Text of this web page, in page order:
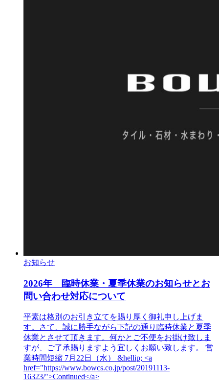
お知らせ
2026年 臨時休業・夏季休業のお知らせとお
問い合わせ対応について
平素は格別のお引き立てを賜り厚く御礼申し上げま
す。さて、誠に勝手ながら下記の通り臨時休業と夏季
休業とさせて頂きます。何かとご不便をお掛け致しま
すが、ご了承賜りますよう宜しくお願い致します。 営
業時間短縮 7月22日（水） &hellip; <a
href="https://www.bowcs.co.jp/post/20191113-
16323/">Continued</a>